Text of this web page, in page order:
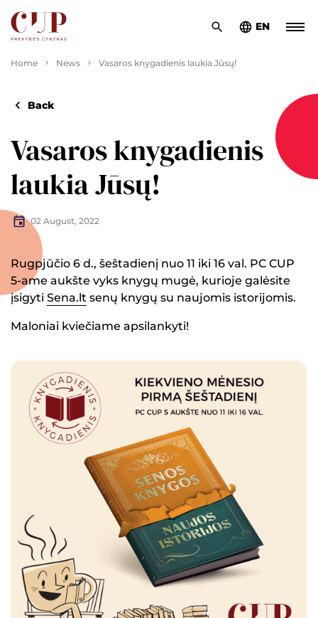
EN
Home News Vasaros knygadienis laukia Jūsų!
Back
Vasaros knygadienis
laukia Jūsų!
02 August, 2022
Rugpjūčio 6 d., šeštadienį nuo 11 iki 16 val. PC CUP
5-ame aukšte vyks knygų mugė, kurioje galėsite
įsigyti Sena.lt senų knygų su naujomis istorijomis.
Maloniai kviečiame apsilankyti!